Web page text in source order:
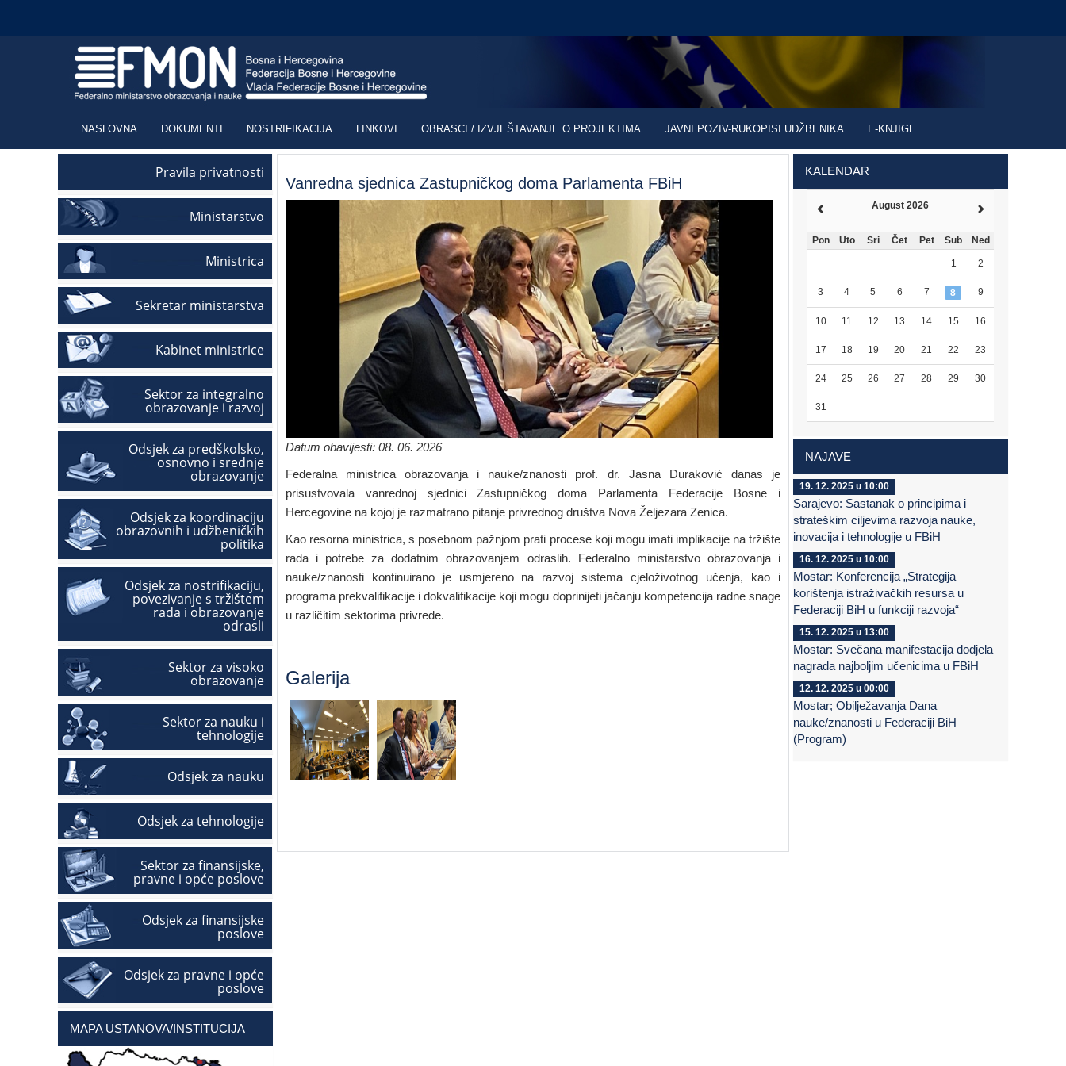
NASLOVNA DOKUMENTI NOSTRIFIKACIJA LINKOVI OBRASCI / IZVJEŠTAVANJE O PROJEKTIMA JAVNI POZIV-RUKOPISI UDŽBENIKA E-KNJIGE
Pravila privatnosti
Ministarstvo
Ministrica
Sekretar ministarstva
Kabinet ministrice
Sektor za integralno
obrazovanje i razvoj
Odsjek za predškolsko,
osnovno i srednje
obrazovanje
Odsjek za koordinaciju
obrazovnih i udžbeničkih
politika
Odsjek za nostrifikaciju,
povezivanje s tržištem
rada i obrazovanje
odrasli
Sektor za visoko
obrazovanje
Sektor za nauku i
tehnologije
Odsjek za nauku
Odsjek za tehnologije
Sektor za finansijske,
pravne i opće poslove
Odsjek za finansijske
poslove
Odsjek za pravne i opće
poslove
MAPA USTANOVA/INSTITUCIJA
Vanredna sjednica Zastupničkog doma Parlamenta FBiH
Datum obavijesti: 08. 06. 2026
Federalna ministrica obrazovanja i nauke/znanosti prof. dr. Jasna Duraković danas je
prisustvovala vanrednoj sjednici Zastupničkog doma Parlamenta Federacije Bosne i
Hercegovine na kojoj je razmatrano pitanje privrednog društva Nova Željezara Zenica.
Kao resorna ministrica, s posebnom pažnjom prati procese koji mogu imati implikacije na tržište
rada i potrebe za dodatnim obrazovanjem odraslih. Federalno ministarstvo obrazovanja i
nauke/znanosti kontinuirano je usmjereno na razvoj sistema cjeloživotnog učenja, kao i
programa prekvalifikacije i dokvalifikacije koji mogu doprinijeti jačanju kompetencija radne snage
u različitim sektorima privrede.
Galerija
KALENDAR
August 2026
Pon Uto Sri Čet Pet Sub Ned
1 2
3 4 5 6 7 8 9
10 11 12 13 14 15 16
17 18 19 20 21 22 23
24 25 26 27 28 29 30
31
NAJAVE
19. 12. 2025 u 10:00
Sarajevo: Sastanak o principima i
strateškim ciljevima razvoja nauke,
inovacija i tehnologije u FBiH
16. 12. 2025 u 10:00
Mostar: Konferencija „Strategija
korištenja istraživačkih resursa u
Federaciji BiH u funkciji razvoja“
15. 12. 2025 u 13:00
Mostar: Svečana manifestacija dodjela
nagrada najboljim učenicima u FBiH
12. 12. 2025 u 00:00
Mostar; Obilježavanja Dana
nauke/znanosti u Federaciji BiH
(Program)